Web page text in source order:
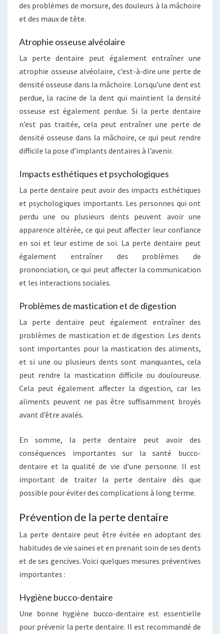
des problèmes de morsure, des douleurs à la mâchoire
et des maux de tête.
Atrophie osseuse alvéolaire
La perte dentaire peut également entraîner une
atrophie osseuse alvéolaire, c’est-à-dire une perte de
densité osseuse dans la mâchoire. Lorsqu’une dent est
perdue, la racine de la dent qui maintient la densité
osseuse est également perdue. Si la perte dentaire
n’est pas traitée, cela peut entraîner une perte de
densité osseuse dans la mâchoire, ce qui peut rendre
difficile la pose d’implants dentaires à l’avenir.
Impacts esthétiques et psychologiques
La perte dentaire peut avoir des impacts esthétiques
et psychologiques importants. Les personnes qui ont
perdu une ou plusieurs dents peuvent avoir une
apparence altérée, ce qui peut affecter leur confiance
en soi et leur estime de soi. La perte dentaire peut
également entraîner des problèmes de
prononciation, ce qui peut affecter la communication
et les interactions sociales.
Problèmes de mastication et de digestion
La perte dentaire peut également entraîner des
problèmes de mastication et de digestion. Les dents
sont importantes pour la mastication des aliments,
et si une ou plusieurs dents sont manquantes, cela
peut rendre la mastication difficile ou douloureuse.
Cela peut également affecter la digestion, car les
aliments peuvent ne pas être suffisamment broyés
avant d’être avalés.
En somme, la perte dentaire peut avoir des
conséquences importantes sur la santé bucco-
dentaire et la qualité de vie d’une personne. Il est
important de traiter la perte dentaire dès que
possible pour éviter des complications à long terme.
Prévention de la perte dentaire
La perte dentaire peut être évitée en adoptant des
habitudes de vie saines et en prenant soin de ses dents
et de ses gencives. Voici quelques mesures préventives
importantes :
Hygiène bucco-dentaire
Une bonne hygiène bucco-dentaire est essentielle
pour prévenir la perte dentaire. Il est recommandé de